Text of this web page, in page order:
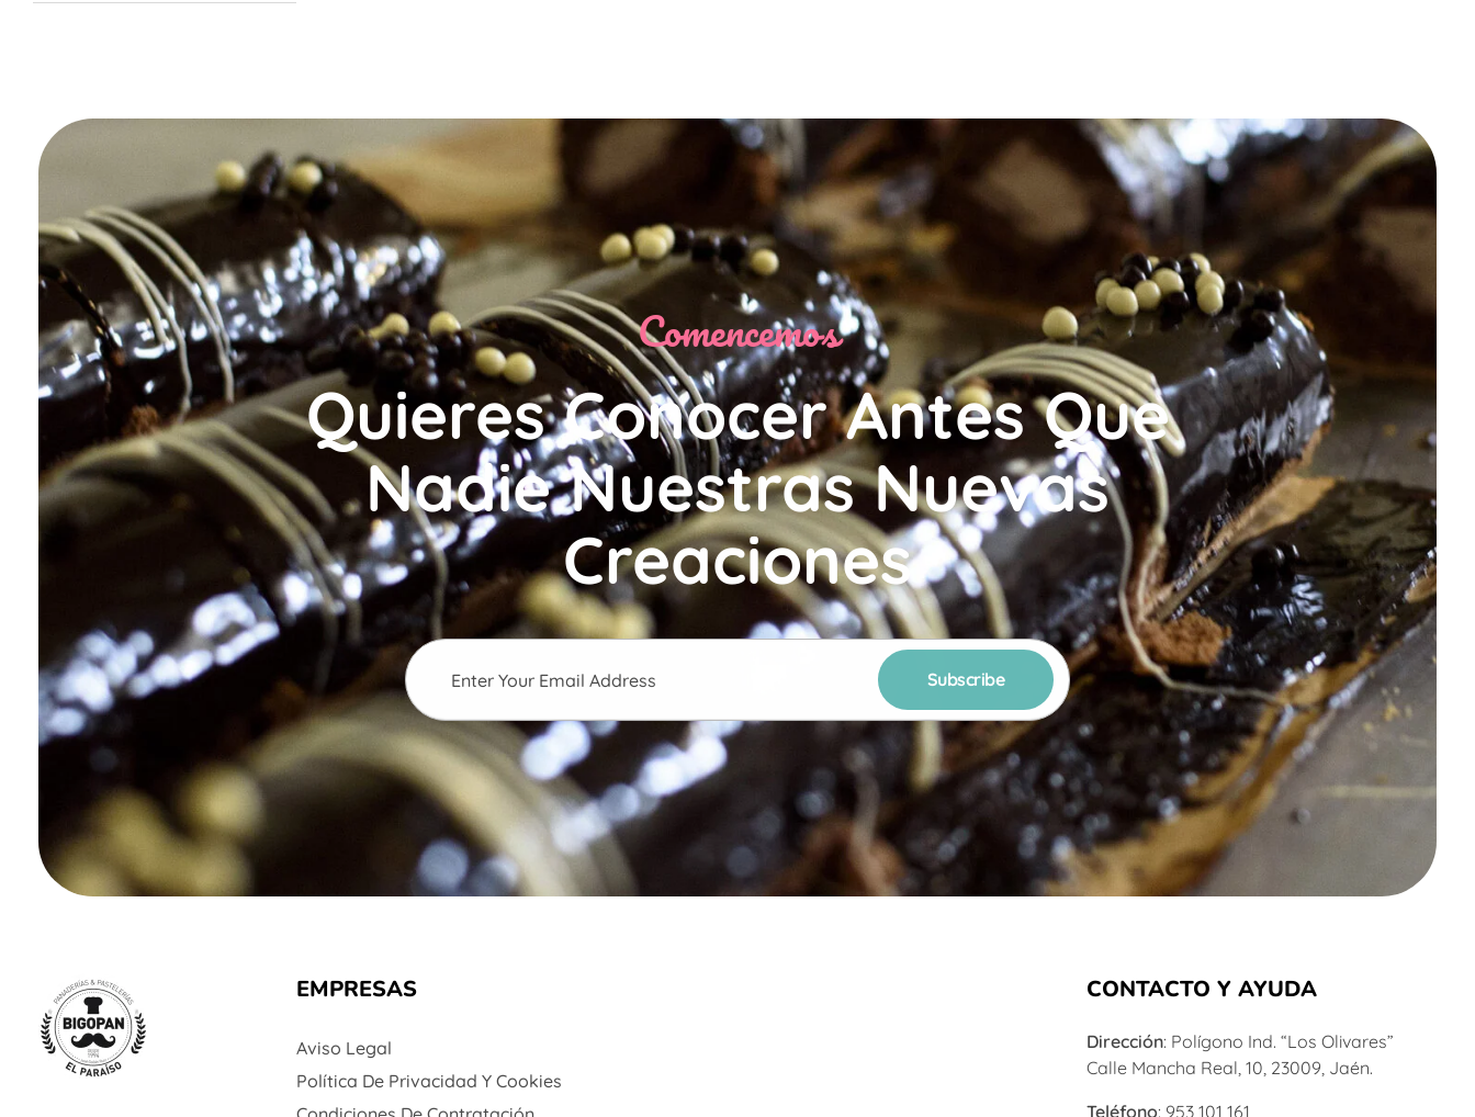
Comencemos
Quieres Conocer Antes Que
Nadie Nuestras Nuevas
Creaciones
EMPRESAS
Aviso Legal
Política De Privacidad Y Cookies
CONTACTO Y AYUDA
Dirección: Polígono Ind. “Los Olivares”
Calle Mancha Real, 10, 23009, Jaén.
Teléfono: 953 101 161